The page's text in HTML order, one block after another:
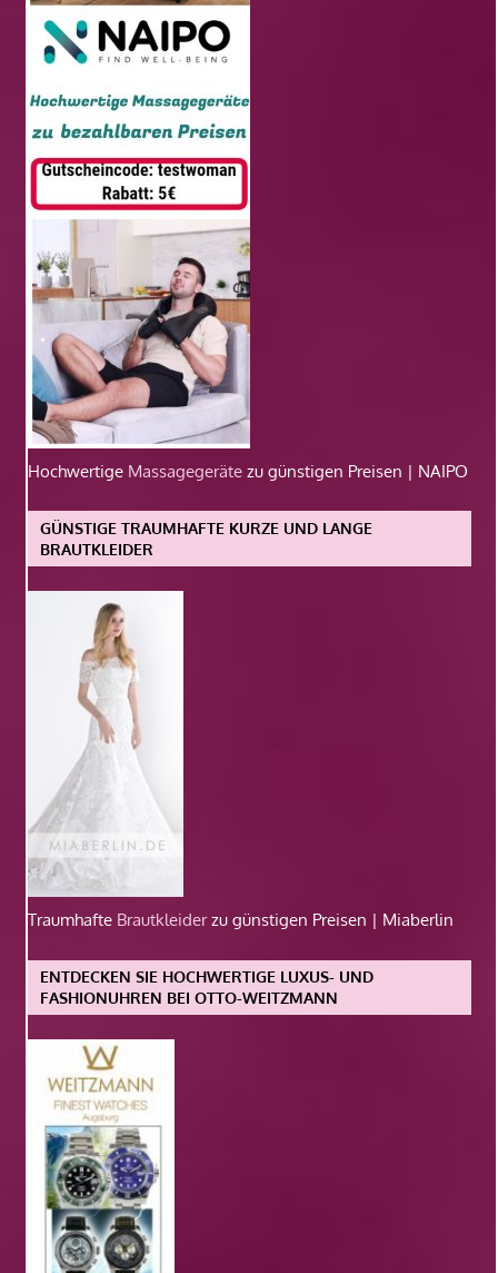
Hochwertige Massagegeräte zu günstigen Preisen | NAIPO
GÜNSTIGE TRAUMHAFTE KURZE UND LANGE
BRAUTKLEIDER
Traumhafte Brautkleiderzu günstigen Preisen | Miaberlin
ENTDECKEN SIE HOCHWERTIGE LUXUS- UND
FASHIONUHREN BEI OTTO-WEITZMANN